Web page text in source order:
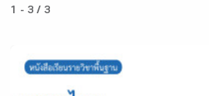
1 - 3 / 3